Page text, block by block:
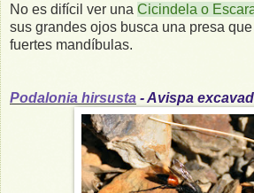
No es difícil ver una Cicindela o
sus grandes ojos busca una presa
fuertes mandíbulas.
Podalonia hirsusta - Avispa